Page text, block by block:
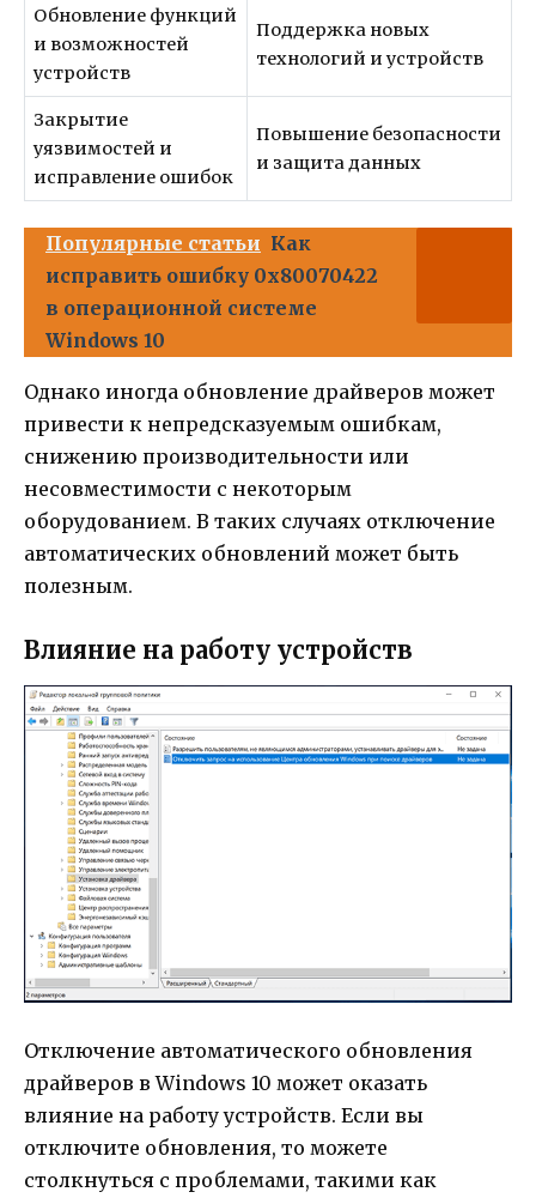
Обновление функций
и возможностей
устройств
Поддержка новых
технологий и устройств
Закрытие
уязвимостей и
исправление ошибок
Повышение безопасности
и защита данных
Популярные статьи Как
исправить ошибку 0x80070422
в операционной системе
Windows 10
Однако иногда обновление драйверов может
привести к непредсказуемым ошибкам,
снижению производительности или
несовместимости с некоторым
оборудованием. В таких случаях отключение
автоматических обновлений может быть
полезным.
Влияние на работу устройств
Отключение автоматического обновления
драйверов в Windows 10 может оказать
влияние на работу устройств. Если вы
отключите обновления, то можете
столкнуться с проблемами, такими как